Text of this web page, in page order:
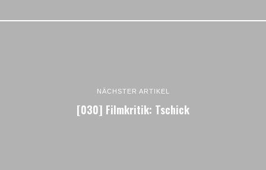
NÄCHSTER ARTIKEL
[030] Filmkritik: Tschick